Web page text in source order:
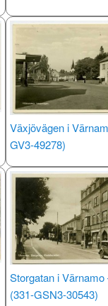
Växjövägen i
GV3-49278)
Storgatan i Värnamo
(331-GSN3-30543)